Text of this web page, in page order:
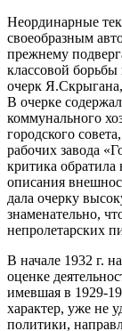
Неординарные
своеобразным
прежнему
классовой
очерк
В очерке
коммунального
городского
рабочих завода
критика обратила
описания
дала очерку
знаменательно,
непролетарских
В начале 1932 г.
оценке
имевшая в 1929-
характер, уже не
политики,